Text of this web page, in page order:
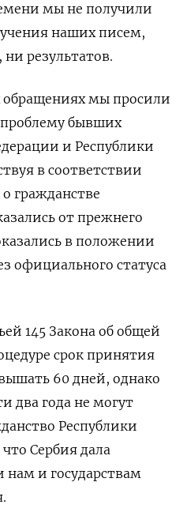
мы не получили
наших писем,
результатов.
мы просили
бывших
и Республики
в соответствии
гражданстве
от прежнего
в положении
официального статуса
145 Закона об общей
срок принятия
60 дней, однако
два года не могут
Республики
Сербия дала
и государствам